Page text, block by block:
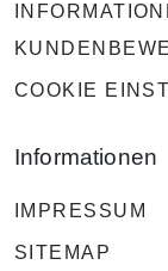
COOKIE
Informationen
IMPRESSUM
SITEMAP